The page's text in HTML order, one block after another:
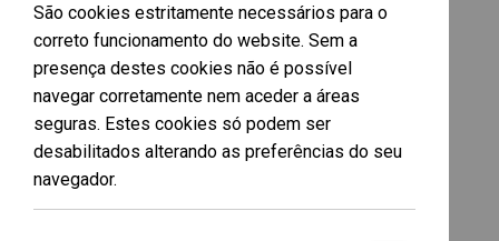
São cookies estritamente necessários para o
correto funcionamento do website. Sem a
presença destes cookies não é possível
navegar corretamente nem aceder a áreas
seguras. Estes cookies só podem ser
desabilitados alterando as preferências do seu
navegador.